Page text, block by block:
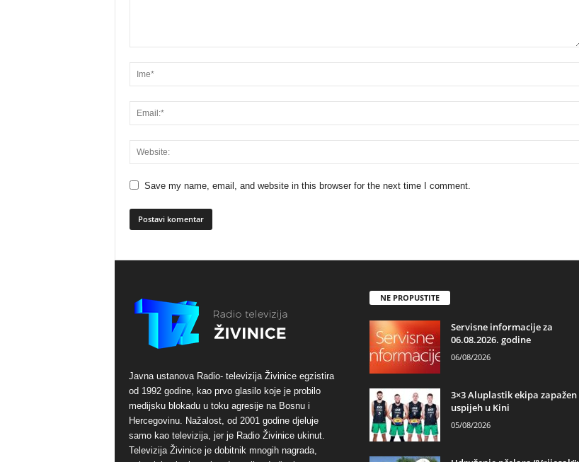
Save my name, email, and website in this browser for the next time I comment.
Javna ustanova Radio- televizija Živinice egzistira
od 1992 godine, kao prvo glasilo koje je probilo
medijsku blokadu u toku agresije na Bosnu i
Hercegovinu. Nažalost, od 2001 godine djeluje
samo kao televizija, jer je Radio Živinice ukinut.
Televizija Živinice je dobitnik mnogih nagrada,
NE PROPUSTITE
Servisne informacije za
06.08.2026. godine
06/08/2026
3×3 Aluplastik ekipa zapažen
uspijeh u Kini
05/08/2026